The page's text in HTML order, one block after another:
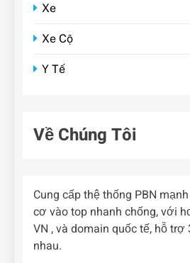
Xe
Xe Cộ
Y Tế
Về Chúng Tôi
Cung cấp thệ thống PBN
cơ vào top nhanh chống, với
VN , và domain quốc tế, hỗ
nhau.